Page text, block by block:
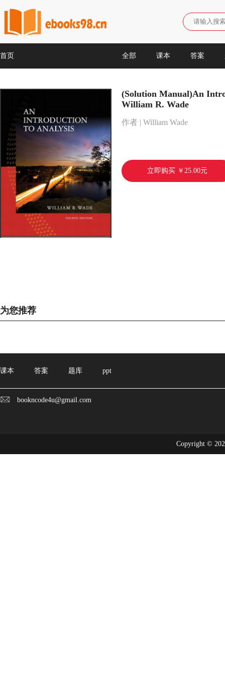
首页 全部 课本 答案
(Solution Manual)An
William R. Wade
作者 | William Wade
立即购买 ￥25.00元
为您推荐
课本 答案 题库 ppt
bookncode4u@gmail.com
Copyright ©